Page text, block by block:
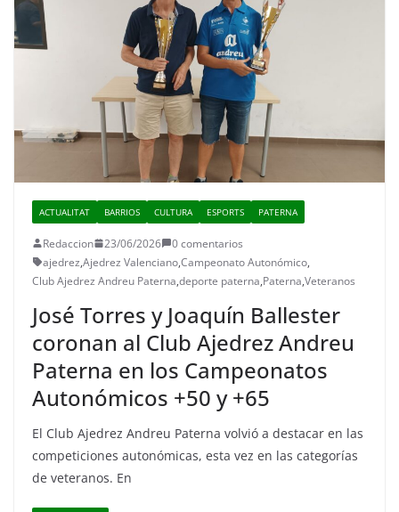
ACTUALITAT BARRIOS CULTURA ESPORTS PATERNA
Redaccion 23/06/2026
0 comentarios
ajedrez,Ajedrez Valenciano,Campeonato Autonómico,
Club Ajedrez Andreu Paterna,deporte paterna,Paterna,Veteranos
José Torres y Joaquín Ballester
coronan al Club Ajedrez Andreu
Paterna en los Campeonatos
Autonómicos +50 y +65
El Club Ajedrez Andreu Paterna volvió a destacar en las
competiciones autonómicas, esta vez en las categorías
de veteranos. En